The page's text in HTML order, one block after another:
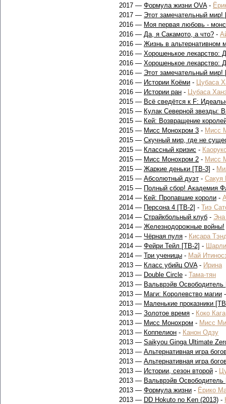
2017 — Формула жизни OVA-
2017 — Этот замечательный мир!
2016 — Моя первая любовь -
2016 — Да, я Сакамото, а что? -
2016 — Жизнь в альтернативном
2016 — Хорошенькое лекарство:
2016 — Хорошенькое лекарство:
2016 — Этот замечательный мир!
2016 — Истории Коёми - Цубаса
2016 — Истории ран - Цубаса
2015 — Всё сведётся к F:
2015 — Кулак Северной звезды:
2015 — Кей: Возвращение
2015 — Мисс Монохром 3 - Мисс
2015 — Скучный мир, где не
2015 — Классный кризис -
2015 — Мисс Монохром 2 - Мисс
2015 — Жаркие деньки [ТВ-3] -
2015 — Абсолютный дуэт - Сакуя
2015 — Полный сбор! Академия
2014 — Кей: Пропавшие короли -
2014 — Персона 4 [ТВ-2] - Тиэ
2014 — Страйкбольный клуб -
2014 — Железнодорожные войны!
2014 — Чёрная пуля - Кисара
2014 — Фейри Тейл [ТВ-2] - Шарли
2014 — Три ученицы - Май
2013 — Класс убийц OVA- Ирина
2013 — Double Circle - Тама-тян
2013 — Вальврэйв
2013 — Маги: Королевство магии
2013 — Маленькие проказники
2013 — Золотое время - Коко Кага
2013 — Мисс Монохром - Мисс
2013 — Коппелион - Канон Одзу
2013 — Saikyou Ginga Ultimate
2013 — Альтернативная игра
2013 — Альтернативная игра
2013 — Истории, сезон второй -
2013 — Вальврэйв
2013 — Формула жизни - Ёрико
2013 — DD Hokuto no Ken (2013) -